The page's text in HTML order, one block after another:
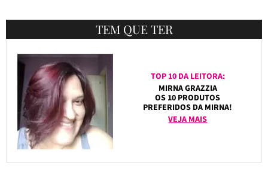
TEM QUE TER
TOP 10 DA LEITORA:
MIRNA GRAZZIA
OS 10 PRODUTOS
PREFERIDOS DA MIRNA!
VEJA MAIS